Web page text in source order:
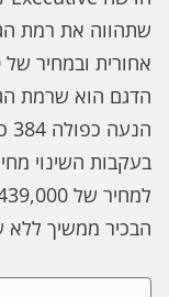
שתהווה את רמת
הבכיר ממשיך ללא שינוי